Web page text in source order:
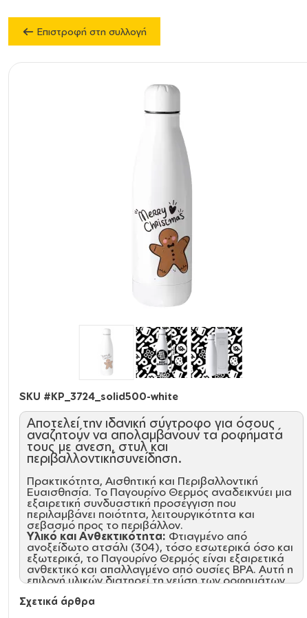
Επιστροφή στη συλλογή
SKU #KP_3724_solid500-white
Αποτελεί την ιδανική σύντροφο για όσους
αναζητούν να απολαμβάνουν τα ροφήματά
τους με άνεση, στυλ και
περιβαλλοντικήσυνείδηση.
Πρακτικότητα, Αισθητική και Περιβαλλοντική
Ευαισθησία. Το Παγουρίνο Θερμός αναδεικνύει μια
εξαιρετική συνδυαστική προσέγγιση που
περιλαμβάνει ποιότητα, λειτουργικότητα και
σεβασμό προς το περιβάλλον.
Υλικό και Ανθεκτικότητα: Φτιαγμένο από
ανοξείδωτο ατσάλι (304), τόσο εσωτερικά όσο και
εξωτερικά, το Παγουρίνο Θερμός είναι εξαιρετικά
ανθεκτικό και απαλλαγμένο από ουσίες BPA. Αυτή η
επιλογή υλικών διατηρεί τη γεύση των ροφημάτων
αξιοπιστία.\
Σχετικά άρθρα